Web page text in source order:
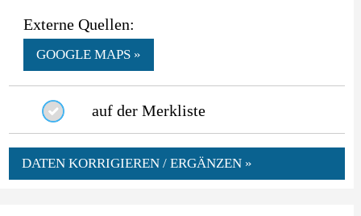
Externe Quellen:
GOOGLE MAPS »
auf der Merkliste
DATEN KORRIGIEREN / ERGÄNZEN »